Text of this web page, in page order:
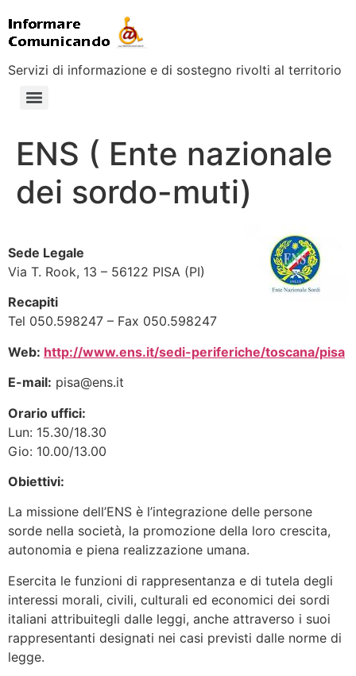
Servizi di informazione e di sostegno rivolti al territorio
ENS ( Ente nazionale
dei sordo-muti)
Sede Legale
Via T. Rook, 13 – 56122 PISA (PI)
Recapiti
Tel 050.598247 – Fax 050.598247
Web: http://www.ens.it/sedi-periferiche/toscana/pisa
E-mail: pisa@ens.it
Orario uffici:
Lun: 15.30/18.30
Gio: 10.00/13.00
Obiettivi:
La missione dell’ENS è l’integrazione delle persone
sorde nella società, la promozione della loro crescita,
autonomia e piena realizzazione umana.
Esercita le funzioni di rappresentanza e di tutela degli
interessi morali, civili, culturali ed economici dei sordi
italiani attribuitegli dalle leggi, anche attraverso i suoi
rappresentanti designati nei casi previsti dalle norme di
legge.